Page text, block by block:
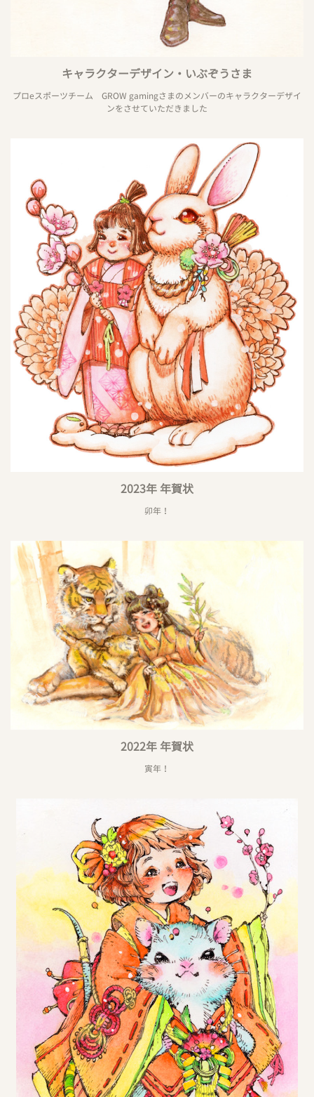
キャラクターデザイン・いぶぞうさま
プロeスポーツチーム GROW gamingさまのメンバーのキャラクターデザイ
ンをさせていただきました
2023年 年賀状
卯年！
2022年 年賀状
寅年！